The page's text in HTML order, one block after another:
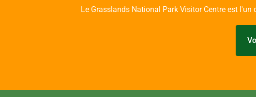
Le Grasslands National Park Visitor Centre est